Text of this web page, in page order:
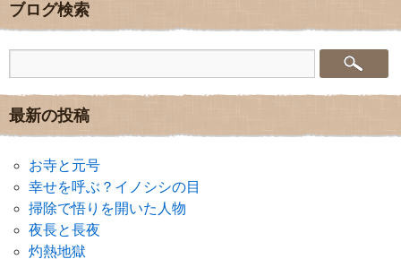
ブログ検索
最新の投稿
お寺と元号
幸せを呼ぶ？イノシシの目
掃除で悟りを開いた人物
夜長と長夜
灼熱地獄